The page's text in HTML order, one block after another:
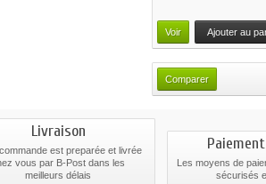
Voir Ajouter au
Livraison
est preparée et livrée
vous par B-Post dans les
meilleurs délais
Les moyens de
sécurisés